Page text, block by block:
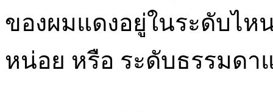
ของผมแดงอยู่ในระดับไห
หน่อย หรือ ระดับธรรมดา